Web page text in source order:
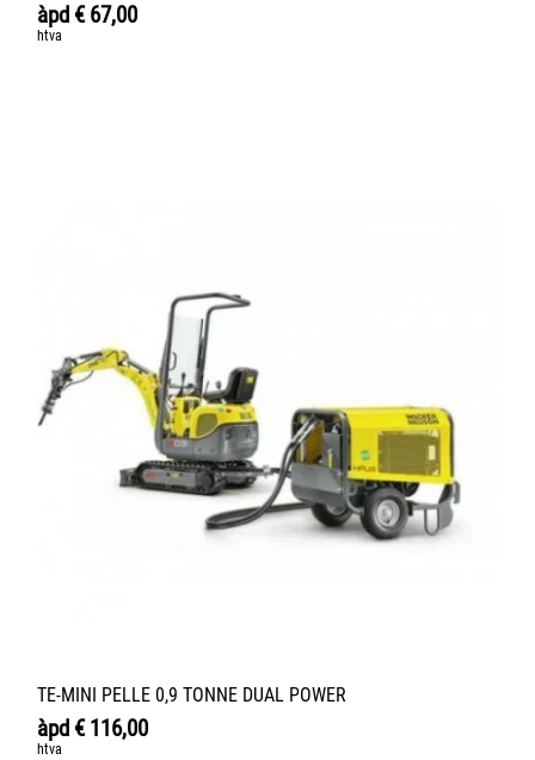
àpd €67,00
htva
TE-MINI PELLE 0,9 TONNE DUAL POWER
àpd €116,00
htva